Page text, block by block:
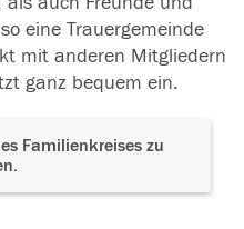
eine Trauergemeinde
mit anderen Mitgliedern
ganz bequem ein.
Familienkreises zu